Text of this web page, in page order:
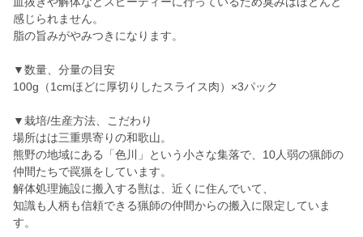
感じられません。
脂の旨みがやみつきになります。
▼数量、分量の目安
100g（1cmほどに厚切りしたスライス肉）×3パック
▼栽培/生産方法、こだわり
場所はは三重県寄りの和歌山。
熊野の地域にある「色川」という小さな集落で、10人弱の猟師の
仲間たちで罠猟をしています。
解体処理施設に搬入する獣は、近くに住んでいて、
知識も人柄も信頼できる猟師の仲間からの搬入に限定していま
す。